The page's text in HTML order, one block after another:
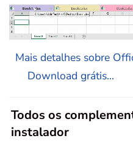
Mais detalhes sobre
Download grátis...
Todos os
instalador